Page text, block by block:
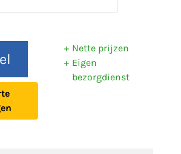
Nette prijzen
Eigen
bezorgdienst